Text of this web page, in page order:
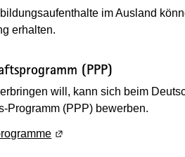
im Ausland
erhalten.
(PPP)
will, kann sich beim
Programm (PPP) bewerben.
(Wird in einem neuen